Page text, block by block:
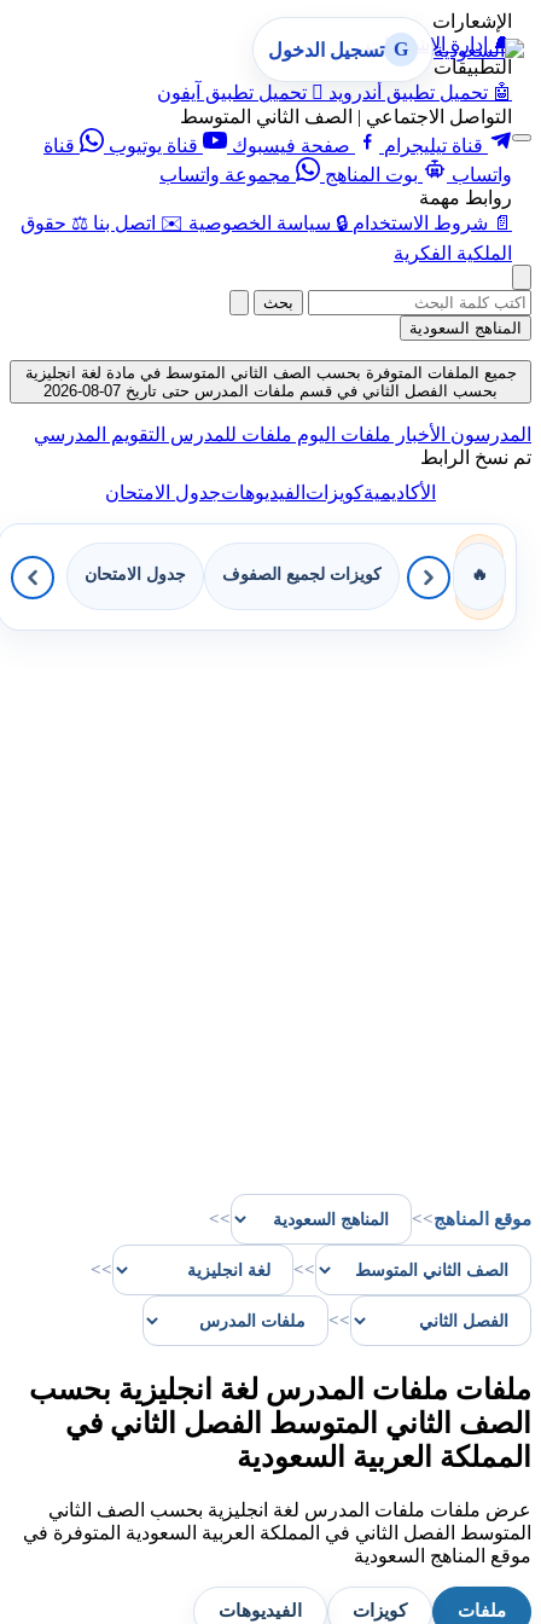
الإشعارات
🔔 إدارة الإشعارات
التطبيقات
🤖 تحميل تطبيق أندرويد  تحميل تطبيق آيفون
التواصل الاجتماعي | الصف الثاني المتوسط
قناة تيليجرام
صفحة فيسبوك قناة يوتيوب
قناة
واتساب
بوت المناهج
مجموعة واتساب
روابط مهمة
📄 شروط الاستخدام 🔒 سياسة الخصوصية ✉️ اتصل بنا ⚖️ حقوق
الملكية الفكرية
G تسجيل الدخول
بحث
المناهج السعودية
جميع الملفات المتوفرة بحسب الصف الثاني المتوسط في مادة لغة انجليزية
بحسب الفصل الثاني في قسم ملفات المدرس حتى تاريخ 07-08-2026
المدرسون الأخبار ملفات اليوم ملفات للمدرس التقويم المدرسي
تم نسخ الرابط
الأكاديميةكويزاتالفيديوهاتجدول الامتحان
🔥 كويزات لجميع الصفوف جدول الامتحان
موقع المناهج>>
>>
>>
>>
>>
ملفات ملفات المدرس لغة انجليزية بحسب
الصف الثاني المتوسط الفصل الثاني في
المملكة العربية السعودية
عرض ملفات ملفات المدرس لغة انجليزية بحسب الصف الثاني
المتوسط الفصل الثاني في المملكة العربية السعودية المتوفرة في
موقع المناهج السعودية
ملفات كويزات الفيديوهات